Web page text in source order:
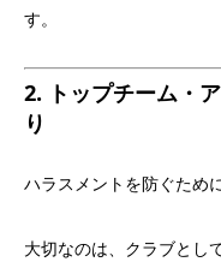
す。
2. トップチーム・
り
ハラスメントを防ぐため
大切なのは、クラブとし